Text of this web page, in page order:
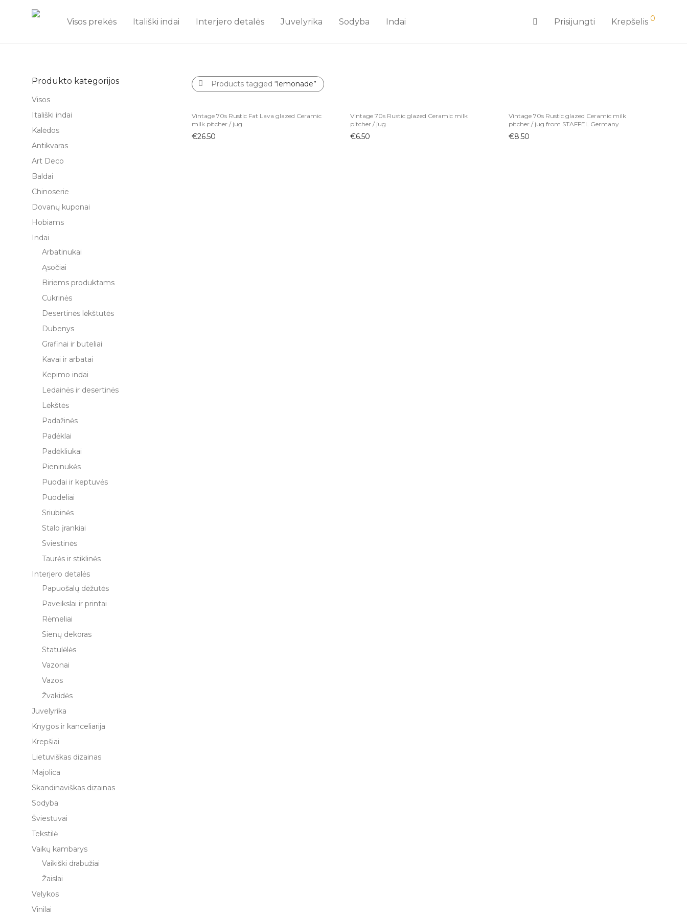
Visos prekės Itališki indai Interjero detalės Juvelyrika Sodyba Indai Prisijungti Krepšelis 0
Produkto kategorijos
Visos
Itališki indai
Kalėdos
Antikvaras
Art Deco
Baldai
Chinoserie
Dovanų kuponai
Hobiams
Indai
Arbatinukai
Ąsočiai
Biriems produktams
Cukrinės
Desertinės lėkštutės
Dubenys
Grafinai ir buteliai
Kavai ir arbatai
Kepimo indai
Ledainės ir desertinės
Lėkštės
Padažinės
Padėklai
Padėkliukai
Pieninukės
Puodai ir keptuvės
Puodeliai
Sriubinės
Stalo įrankiai
Sviestinės
Taurės ir stiklinės
Interjero detalės
Papuošalų dėžutės
Paveikslai ir printai
Rėmeliai
Sienų dekoras
Statulėlės
Vazonai
Vazos
Žvakidės
Juvelyrika
Knygos ir kanceliarija
Krepšiai
Lietuviškas dizainas
Majolica
Skandinaviškas dizainas
Sodyba
Šviestuvai
Tekstilė
Vaikų kambarys
Vaikiški drabužiai
Žaislai
Velykos
Vinilai
Products tagged “lemonade”
Vintage 70s Rustic Fat Lava glazed Ceramic
milk pitcher / jug
€26.50
Vintage 70s Rustic glazed Ceramic milk
pitcher / jug
€6.50
Vintage 70s Rustic glazed Ceramic milk
pitcher / jug from STAFFEL Germany
€8.50